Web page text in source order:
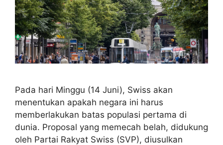
Pada hari Minggu (14 Juni), Swiss akan
menentukan apakah negara ini harus
memberlakukan batas populasi pertama di
dunia. Proposal yang memecah belah, didukung
oleh Partai Rakyat Swiss (SVP), diusulkan